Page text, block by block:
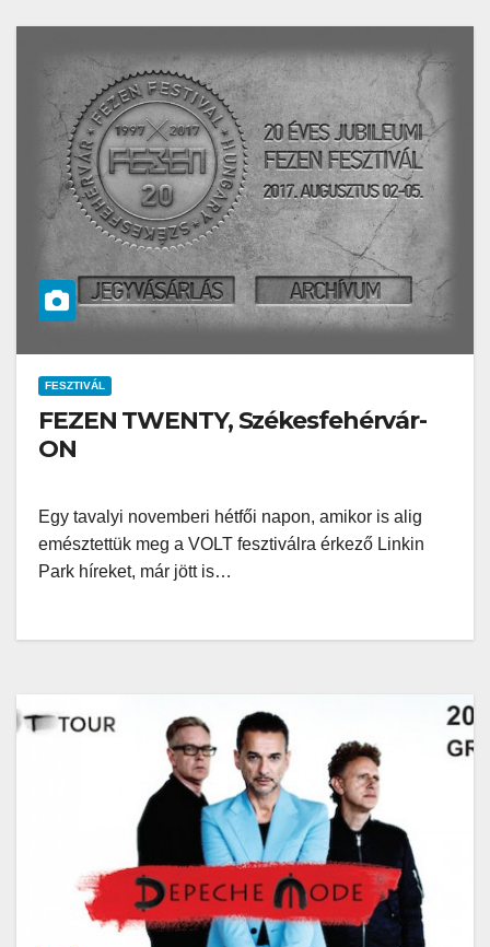
FESZTIVÁL
FEZEN TWENTY, Székesfehérvár-
ON
Egy tavalyi novemberi hétfői napon, amikor is alig
emésztettük meg a VOLT fesztiválra érkező Linkin
Park híreket, már jött is…